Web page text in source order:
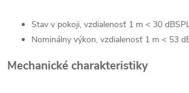
Stav v pokoji, vzdialenosť 1 m < 30
Nominálny výkon, vzdialenosť 1 m < 53
Mechanické charakteristiky